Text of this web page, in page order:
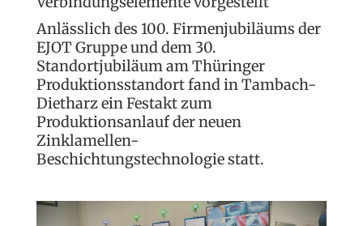
Anlässlich des 100. Firmenjubiläums der
EJOT Gruppe und dem 30.
Standortjubiläum am Thüringer
Produktionsstandort fand in Tambach-
Dietharz ein Festakt zum
Produktionsanlauf der neuen
Zinklamellen-
Beschichtungstechnologie statt.